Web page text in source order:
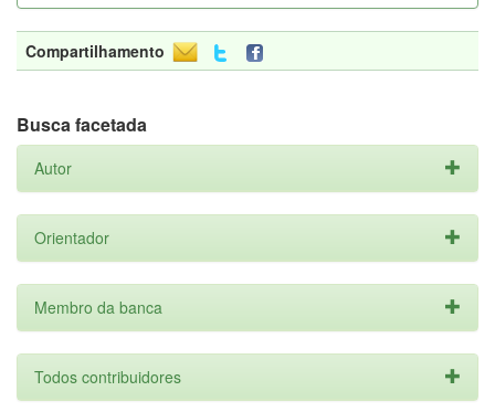
Compartilhamento
Busca facetada
Autor
Orientador
Membro da banca
Todos contribuidores